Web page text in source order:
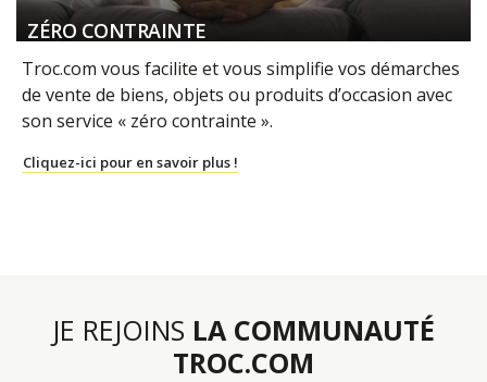
ZÉRO CONTRAINTE
Troc.com vous facilite et vous simplifie vos démarches
de vente de biens, objets ou produits d’occasion avec
son service « zéro contrainte ».
Cliquez-ici pour en savoir plus !
JE REJOINS LA COMMUNAUTÉ
TROC.COM